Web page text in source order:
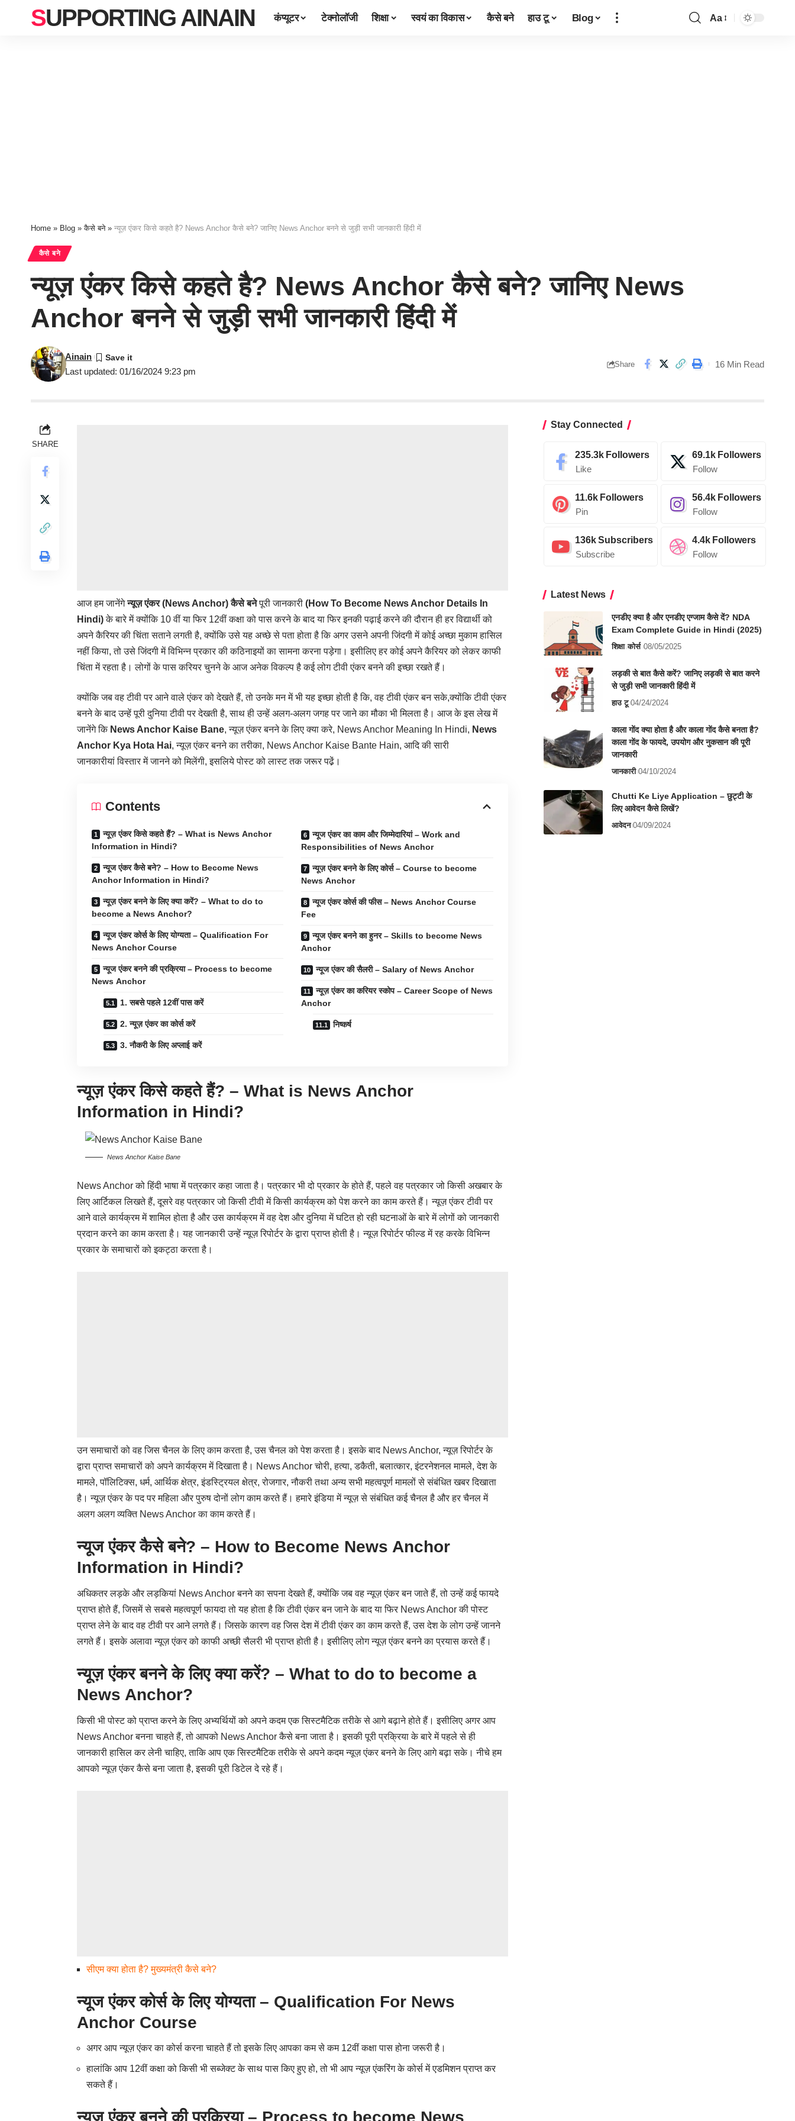
SUPPORTING AINAIN कंप्यूटर टेक्नोलॉजी शिक्षा स्वयं का विकास कैसे बने हाउ टू Blog Aa
Home » Blog »कैसे बने» न्यूज़ एंकर किसे कहते है? News Anchor कैसे बने? जानिए News Anchor बनने से जुड़ी सभी जानकारी हिंदी में
कैसे बने
न्यूज़ एंकर किसे कहते है? News Anchor कैसे बने? जानिए News
Anchor बनने से जुड़ी सभी जानकारी हिंदी में
Last updated: 01/16/2024 9:23 pm
Ainain
Share 16 Min Read
SHARE
आज हम जानेंगेन्यूज़ एंकर (News Anchor) कैसे बनेपूरी जानकारी (How To Become News Anchor Details In
Hindi)के बारे में क्योंकि 10 वीं या फिर 12वीं कक्षा को पास करने के बाद या फिर इनकी पढ़ाई करने की दौरान ही हर विद्यार्थी को
अपने कैरियर की चिंता सताने लगती है, क्योंकि उसे यह अच्छे से पता होता है कि अगर उसने अपनी जिंदगी में कोई अच्छा मुकाम हासिल
नहीं किया, तो उसे जिंदगी में विभिन्न प्रकार की कठिनाइयों का सामना करना पड़ेगा। इसीलिए हर कोई अपने कैरियर को लेकर काफी
चिंता में रहता है। लोगों के पास करियर चुनने के आज अनेक विकल्प है कई लोग टीवी एंकर बनने की इच्छा रखते हैं।
क्योंकि जब वह टीवी पर आने वाले एंकर को देखते हैं, तो उनके मन में भी यह इच्छा होती है कि, वह टीवी एंकर बन सके,क्योंकि टीवी एंकर
बनने के बाद उन्हें पूरी दुनिया टीवी पर देखती है, साथ ही उन्हें अलग-अलग जगह पर जाने का मौका भी मिलता है। आज के इस लेख में
जानेंगे कि News Anchor Kaise Bane, न्यूज़ एंकर बनने के लिए क्या करे, News Anchor Meaning In Hindi, News
Anchor Kya Hota Hai, न्यूज़ एंकर बनने का तरीका, News Anchor Kaise Bante Hain, आदि की सारी
जानकारीयांविस्तार में जानने को मिलेंगी, इसलिये पोस्ट को लास्ट तक जरूर पढे़ं।
Contents
न्यूज़ एंकर किसे कहते हैं? – What is News Anchor
Information in Hindi?
न्यूज एंकर कैसे बने? – How to Become News
Anchor Information in Hindi?
न्यूज़ एंकर बनने के लिए क्या करें? – What to do to
become a News Anchor?
न्यूज एंकर कोर्स के लिए योग्यता – Qualification For
News Anchor Course
न्यूज एंकर बनने की प्रक्रिया – Process to become
News Anchor
1. सबसे पहले 12वीं पास करें
2. न्यूज़ एंकर का कोर्स करें
3. नौकरी के लिए अप्लाई करें
न्यूज एंकर का काम और जिम्मेदारियां – Work and
Responsibilities of News Anchor
न्यूज़ एंकर बनने के लिए कोर्स – Course to become
News Anchor
न्यूज एंकर कोर्स की फीस – News Anchor Course
Fee
न्यूज एंकर बनने का हुनर – Skills to become News
Anchor
न्यूज एंकर की सैलरी – Salary of News Anchor
न्यूज़ एंकर का करियर स्कोप – Career Scope of News
Anchor
निष्कर्ष
न्यूज़ एंकर किसे कहते हैं? – What is News Anchor
Information in Hindi?
News Anchor Kaise Bane
News Anchor को हिंदी भाषा में पत्रकार कहा जाता है। पत्रकार भी दो प्रकार के होते हैं, पहले वह पत्रकार जो किसी अखबार के
लिए आर्टिकल लिखते हैं, दूसरे वह पत्रकार जो किसी टीवी में किसी कार्यक्रम को पेश करने का काम करते हैं। न्यूज़ एंकर टीवी पर
आने वाले कार्यक्रम में शामिल होता है और उस कार्यक्रम में वह देश और दुनिया में घटित हो रही घटनाओं के बारे में लोगों को जानकारी
प्रदान करने का काम करता है। यह जानकारी उन्हें न्यूज़ रिपोर्टर के द्वारा प्राप्त होती है। न्यूज़ रिपोर्टर फील्ड में रह करके विभिन्न
प्रकार के समाचारों को इकट्ठा करता है।
उन समाचारों को वह जिस चैनल के लिए काम करता है, उस चैनल को पेश करता है। इसके बाद News Anchor, न्यूज़ रिपोर्टर के
द्वारा प्राप्त समाचारों को अपने कार्यक्रम में दिखाता है। News Anchor चोरी, हत्या, डकैती, बलात्कार, इंटरनेशनल मामले, देश के
मामले, पॉलिटिक्स, धर्म, आर्थिक क्षेत्र, इंडस्ट्रियल क्षेत्र, रोजगार, नौकरी तथा अन्य सभी महत्वपूर्ण मामलों से संबंधित खबर दिखाता
है। न्यूज़ एंकर के पद पर महिला और पुरुष दोनों लोग काम करते हैं। हमारे इंडिया में न्यूज़ से संबंधित कई चैनल है और हर चैनल में
अलग अलग व्यक्ति News Anchor का काम करते हैं।
न्यूज एंकर कैसे बने? – How to Become News Anchor
Information in Hindi?
अधिकतर लड़के और लड़कियां News Anchor बनने का सपना देखते हैं, क्योंकि जब वह न्यूज़ एंकर बन जाते हैं, तो उन्हें कई फायदे
प्राप्त होते हैं, जिसमें से सबसे महत्वपूर्ण फायदा तो यह होता है कि टीवी एंकर बन जाने के बाद या फिर News Anchor की पोस्ट
प्राप्त लेने के बाद वह टीवी पर आने लगते हैं। जिसके कारण वह जिस देश में टीवी एंकर का काम करते हैं, उस देश के लोग उन्हें जानने
लगते हैं। इसके अलावा न्यूज़ एंकर को काफी अच्छी सैलरी भी प्राप्त होती है। इसीलिए लोग न्यूज़ एंकर बनने का प्रयास करते हैं।
न्यूज़ एंकर बनने के लिए क्या करें? – What to do to become a
News Anchor?
किसी भी पोस्ट को प्राप्त करने के लिए अभ्यर्थियों को अपने कदम एक सिस्टमैटिक तरीके से आगे बढ़ाने होते हैं। इसीलिए अगर आप
News Anchor बनना चाहते हैं, तो आपको News Anchor कैसे बना जाता है। इसकी पूरी प्रक्रिया के बारे में पहले से ही
जानकारी हासिल कर लेनी चाहिए, ताकि आप एक सिस्टमैटिक तरीके से अपने कदम न्यूज़ एंकर बनने के लिए आगे बढ़ा सके। नीचे हम
आपको न्यूज़ एंकर कैसे बना जाता है, इसकी पूरी डिटेल दे रहे हैं।
सीएम क्या होता है? मुख्यमंत्री कैसे बने?
न्यूज एंकर कोर्स के लिए योग्यता – Qualification For News
Anchor Course
अगर आप न्यूज़ एंकर का कोर्स करना चाहते हैं तो इसके लिए आपका कम से कम 12वीं कक्षा पास होना जरूरी है।
हालांकि आप 12वीं कक्षा को किसी भी सब्जेक्ट के साथ पास किए हुए हो, तो भी आप न्यूज़ एंकरिंग के कोर्स में एडमिशन प्राप्त कर
सकते हैं।
Stay Connected
235.3k Followers
Like
69.1k Followers
Follow
11.6k Followers
Pin
56.4k Followers
Follow
136kSubscribers
Subscribe
4.4k Followers
Follow
Latest News
एनडीए क्या है और एनडीए एग्जाम कैसे दें? NDA
Exam Complete Guide in Hindi (2025)
शिक्षा कोर्स 08/05/2025
लड़की से बात कैसे करें? जानिए लड़की से बात करने
से जुड़ी सभी जानकारी हिंदी में
हाउ टू 04/24/2024
काला गोंद क्या होता है और काला गोंद कैसे बनता है?
काला गोंद के फायदे, उपयोग और नुकसान की पूरी
जानकारी
जानकारी 04/10/2024
Chutti Ke Liye Application – छुट्टी के
लिए आवेदन कैसे लिखें?
आवेदन 04/09/2024